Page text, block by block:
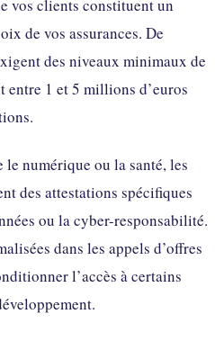
vos clients constituent un
de vos assurances. De
des niveaux minimaux de
entre 1 et 5 millions d’euros
le numérique ou la santé, les
des attestations spécifiques
ou la cyber-responsabilité.
dans les appels d’offres
l’accès à certains